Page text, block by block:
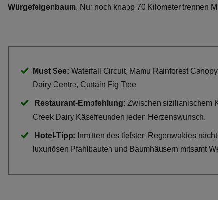
Würgefeigenbaum. Nur noch knapp 70 Kilometer trennen
Must See: Waterfall Circuit, Mamu Rainforest
Dairy Centre, Curtain Fig Tree
Restaurant-Empfehlung: Zwischen sizilianischem
Creek Dairy Käsefreunden jeden Herzenswunsch.
Hotel-Tipp: Inmitten des tiefsten Regenwaldes
luxuriösen Pfahlbauten und Baumhäusern mitsamt